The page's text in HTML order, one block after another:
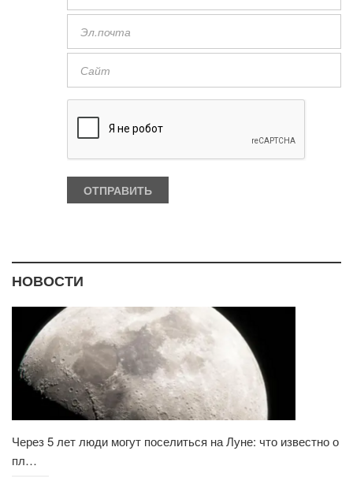
НОВОСТИ
Через 5 лет люди могут поселиться на Луне: что известно о
пл…